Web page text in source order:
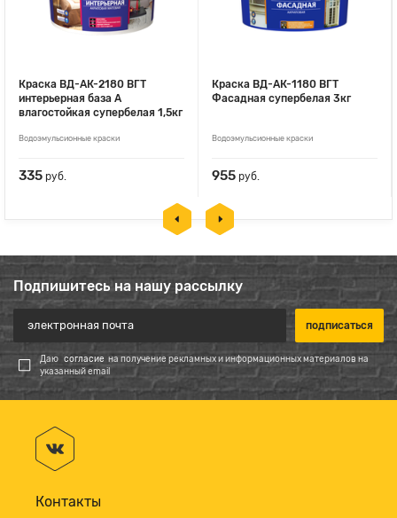
Краска ВД-АК-2180 ВГТ
интерьерная база А
влагостойкая супербелая 1,5кг
Водоэмульсионные краски
335 руб.
Краска ВД-АК-1180 ВГТ
Фасадная супербелая 3кг
Водоэмульсионные краски
955 руб.
Подпишитесь на нашу рассылку
Даю согласие на получение рекламных и информационных материалов на
указанный email
Контакты